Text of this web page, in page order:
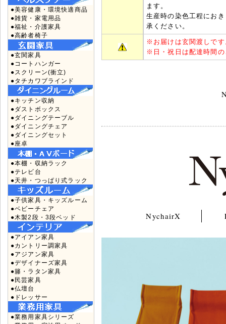
●美容健康・環境快適商品
●雑貨・家電用品
●福祉・介護家具
●高齢者椅子
●玄関家具
●コートハンガー
●スクリーン(衝立)
●タチカワブラインド
●キッチン収納
●ダストボックス
●ダイニングテーブル
●ダイニングチェア
●ダイニングセット
●座卓
●本棚・収納ラック
●テレビ台
●天井・つっぱり式ラック
●子供家具・キッズルーム
●ベビーチェア
●木製2段・3段ベッド
●アイアン家具
●カントリー調家具
●アジアン家具
●デザイナーズ家具
●籐・ラタン家具
●民芸家具
●仏壇台
●ドレッサー
●業務用家具シリーズ
ます。
生産時の染色工程にお
承ください。
※ お届けは玄関渡しで
※ 日・祝日は配達時間
NychairX